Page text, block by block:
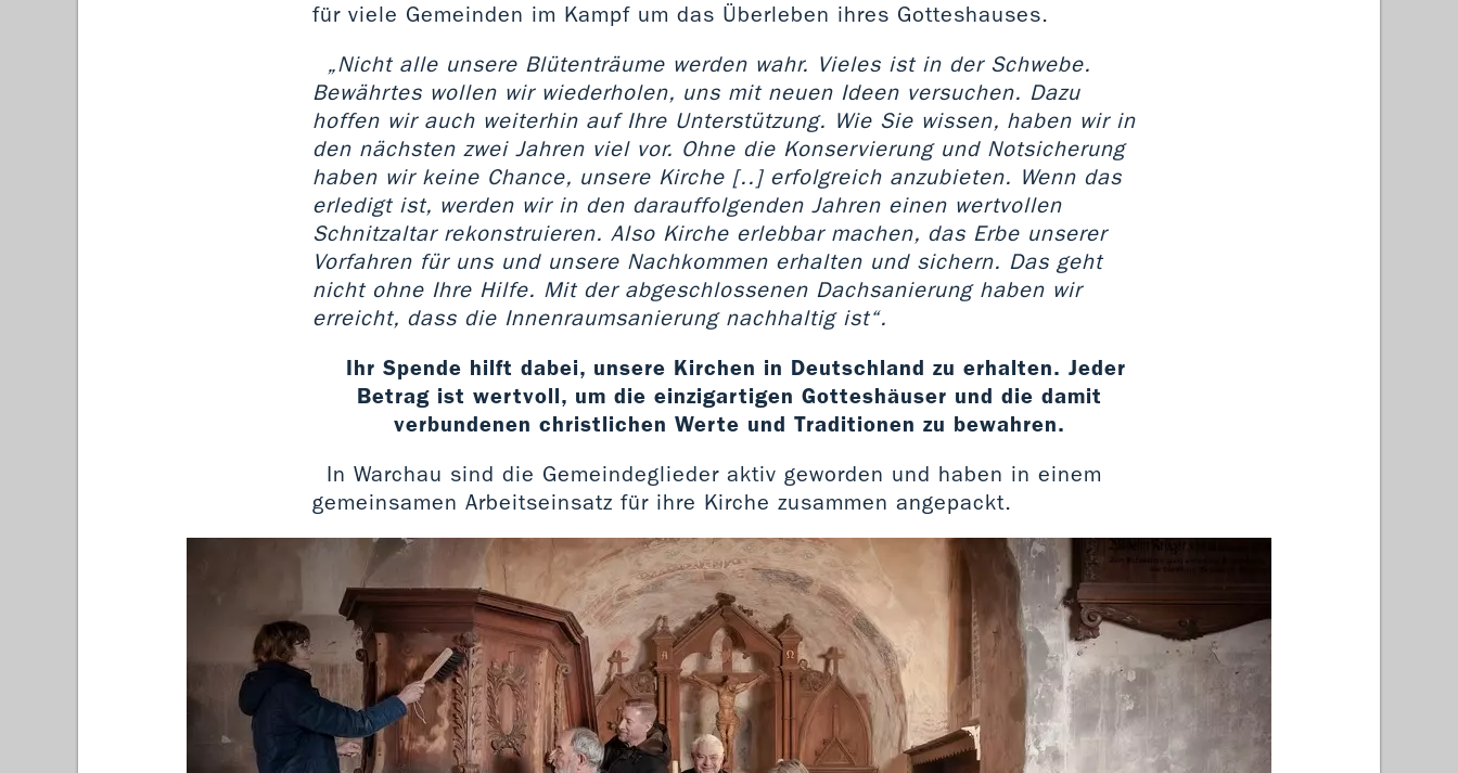
für viele Gemeinden im Kampf um das Überleben ihres Gotteshauses.
„Nicht alle unsere Blütenträume werden wahr. Vieles ist in der Schwebe.
Bewährtes wollen wir wiederholen, uns mit neuen Ideen versuchen. Dazu
hoffen wir auch weiterhin auf Ihre Unterstützung. Wie Sie wissen, haben wir in
den nächsten zwei Jahren viel vor. Ohne die Konservierung und Notsicherung
haben wir keine Chance, unsere Kirche [..] erfolgreich anzubieten. Wenn das
erledigt ist, werden wir in den darauffolgenden Jahren einen wertvollen
Schnitzaltar rekonstruieren. Also Kirche erlebbar machen, das Erbe unserer
Vorfahren für uns und unsere Nachkommen erhalten und sichern. Das geht
nicht ohne Ihre Hilfe. Mit der abgeschlossenen Dachsanierung haben wir
erreicht, dass die Innenraumsanierung nachhaltig ist“.
Ihr Spende hilft dabei, unsere Kirchen in Deutschland zu erhalten. Jeder
Betrag ist wertvoll, um die einzigartigen Gotteshäuser und die damit
verbundenen christlichen Werte und Traditionen zu bewahren.
In Warchau sind die Gemeindeglieder aktiv geworden und haben in einem
gemeinsamen Arbeitseinsatz für ihre Kirche zusammen angepackt.